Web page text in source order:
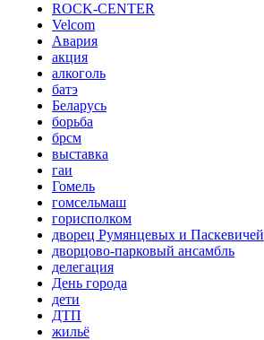
ROCK-CENTER
Velcom
Авария
акция
алкоголь
батэ
Беларусь
борьба
брсм
выставка
гаи
Гомель
гомсельмаш
горисполком
дворец Румянцевых и Паскевичей
дворцово-парковый ансамбль
делегация
День города
дети
ДТП
жильё